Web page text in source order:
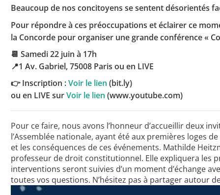
Toutes les actualités
Les rendez-vous de l’APHG
Concours de recrutement
Concours scolaires
Conférences, tables rondes
Critique d’ouvrages publiés
Beaucoup de nos concitoyens se sentent désorientés
Pour répondre à ces préoccupations et éclairer ce
la Concorde pour organiser une grande conférence «
📆 Samedi 22 juin à 17h
📍1 Av. Gabriel, 75008 Paris ou en LIVE
👉 Inscription :Voir le lien (bit.ly)
ou en LIVE surVoir le lien (www.youtube.com)
Pour ce faire, nous avons l’honneur d’accueillir deux
l’Assemblée nationale, ayant été aux premières loges
et les conséquences de ces événements. Mathilde
professeur de droit constitutionnel. Elle expliquera les
interventions seront suivies d’un moment d’échange
toutes vos questions. N’hésitez pas à partager autour